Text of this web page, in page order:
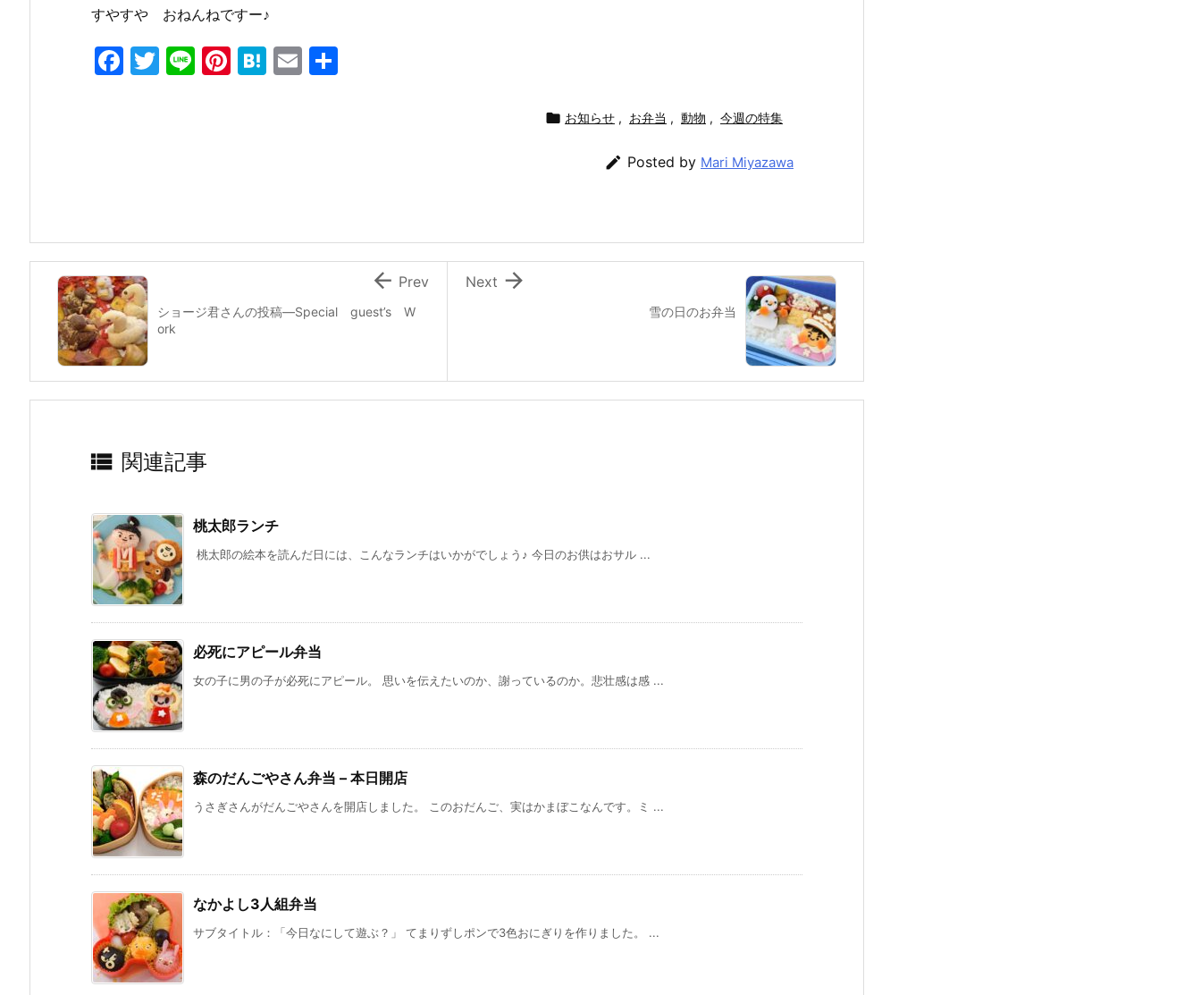
すやすや おねんねですー♪
F
k
T
Li Pi H
E
 お知らせ , お弁当 , 動物 , 今週の特集
 Posted by Mari Miyazawa
雪の日のお弁当

Next
ショージ君さんの投稿—Special guest’s W
ork
 Prev
 関連記事
桃太郎ランチ
桃太郎の絵本を読んだ日には、こんなランチはいかがでしょう♪ 今日のお供はおサル ...
必死にアピール弁当
女の子に男の子が必死にアピール。 思いを伝えたいのか、謝っているのか。悲壮感は感 ...
森のだんごやさん弁当 – 本日開店
うさぎさんがだんごやさんを開店しました。 このおだんご、実はかまぼこなんです。ミ ...
なかよし3人組弁当
サブタイトル：「今日なにして遊ぶ？」 てまりずしポンで3色おにぎりを作りました。 ...